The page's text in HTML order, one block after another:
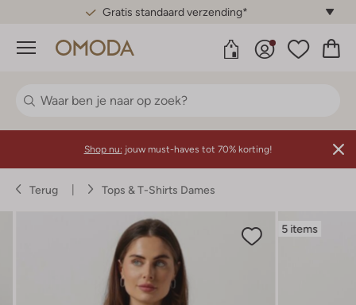
Gratis standaard verzending*
Menu
Shop nu: jouw must-haves tot 70% korting!
Terug Tops & T-Shirts Dames
5 items